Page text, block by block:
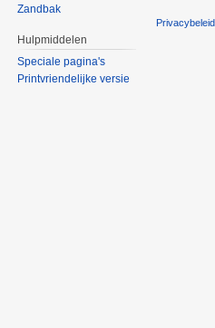
Zandbak
Hulpmiddelen
Speciale pagina's
Printvriendelijke versie
Privacybeleid